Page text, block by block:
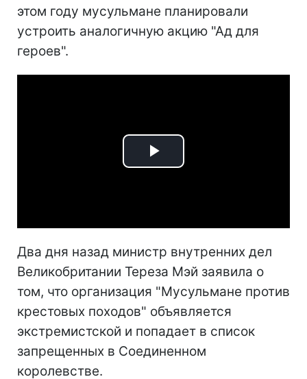
этом году мусульмане планировали
устроить аналогичную акцию "Ад для
героев".
Play
Два дня назад министр внутренних дел
Великобритании Тереза Мэй заявила о
том, что организация "Мусульмане против
крестовых походов" объявляется
экстремистской и попадает в список
запрещенных в Соединенном
королевстве.